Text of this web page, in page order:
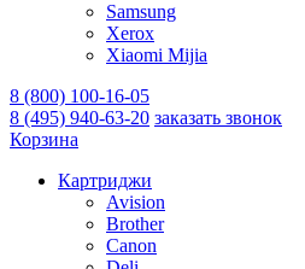
Samsung
Xerox
Xiaomi Mijia
8 (800) 100-16-05
8 (495) 940-63-20 заказать звонок
Корзина
Картриджи
Avision
Brother
Canon